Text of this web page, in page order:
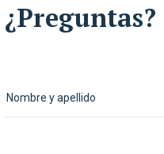
¿Preguntas?
Nombre y apellido